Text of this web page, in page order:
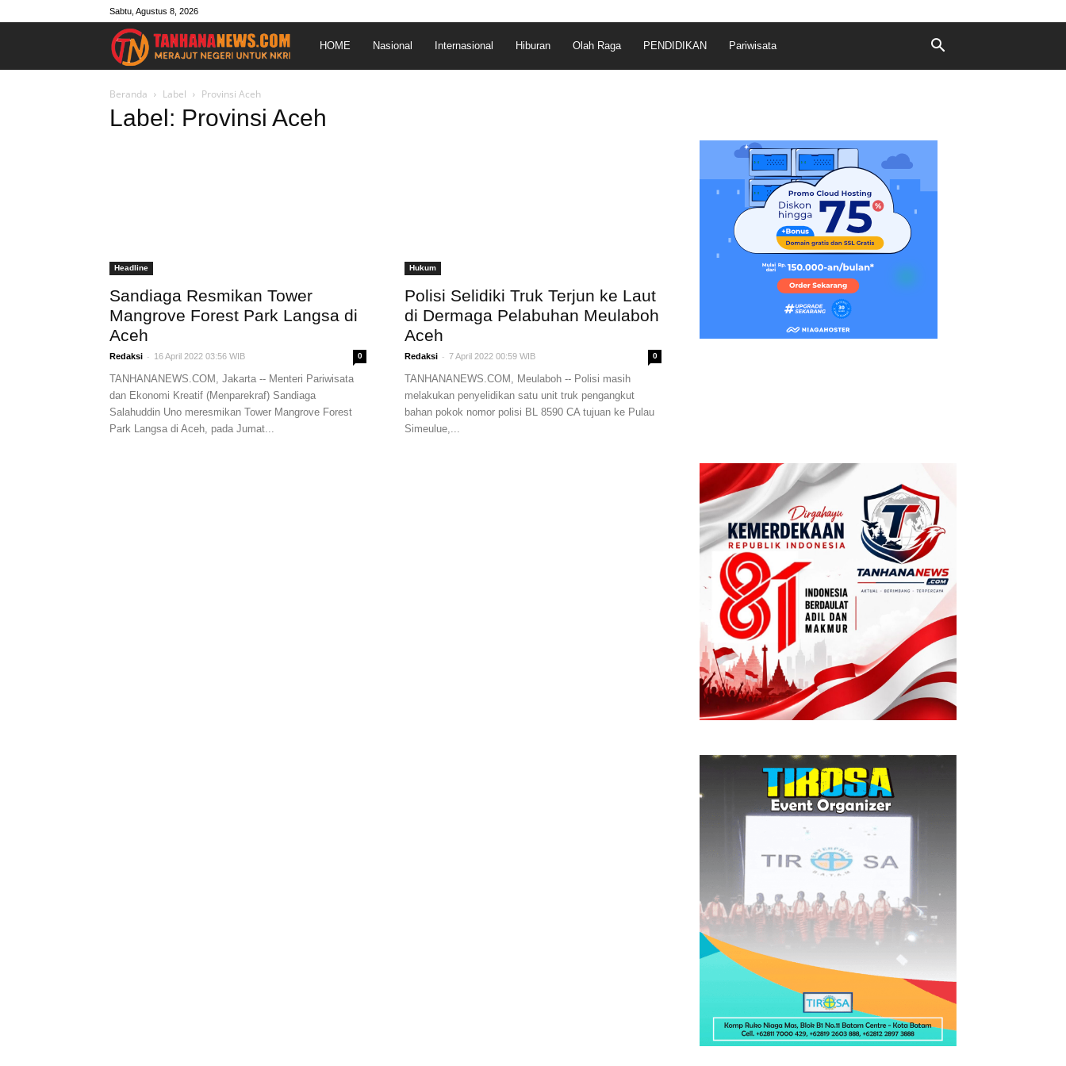
Sabtu, Agustus 8, 2026
Merajut
HOME Nasional Internasional Hiburan Olah Raga PENDIDIKAN Pariwisata
Beranda Label Provinsi Aceh
Label: Provinsi Aceh
Headline
Sandiaga Resmikan Tower
Mangrove Forest Park Langsa di
Aceh
Redaksi - 16 April 2022 03:56 WIB 0
TANHANANEWS.COM, Jakarta -- Menteri Pariwisata
dan Ekonomi Kreatif (Menparekraf) Sandiaga
Salahuddin Uno meresmikan Tower Mangrove Forest
Park Langsa di Aceh, pada Jumat...
Hukum
Polisi Selidiki Truk Terjun ke Laut
di Dermaga Pelabuhan Meulaboh
Aceh
Redaksi - 7 April 2022 00:59 WIB 0
TANHANANEWS.COM, Meulaboh -- Polisi masih
melakukan penyelidikan satu unit truk pengangkut
bahan pokok nomor polisi BL 8590 CA tujuan ke Pulau
Simeulue,...